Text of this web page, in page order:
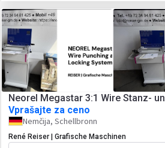
Neorel Megastar 3:1 Wire Stanz-
Vprašajte za ceno
Nemčija, Schellbronn
René Reiser | Grafische Maschinen